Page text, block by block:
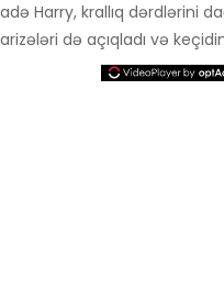
Harry, krallıq dərdlərini
də açıqladı və